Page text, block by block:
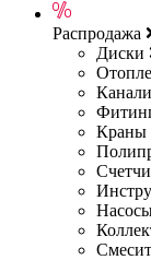
Распродажа
Диски
Краны